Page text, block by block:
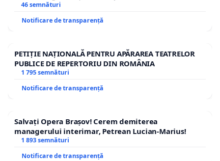
46 semnături
Notificare de transparență
PETIȚIE NAȚIONALĂ PENTRU APĂRAREA TEATRELOR
PUBLICE DE REPERTORIU DIN ROMÂNIA
1 795 semnături
Notificare de transparență
Salvați Opera Brașov! Cerem demiterea
managerului interimar, Petrean Lucian-Marius!
1 893 semnături
Notificare de transparență